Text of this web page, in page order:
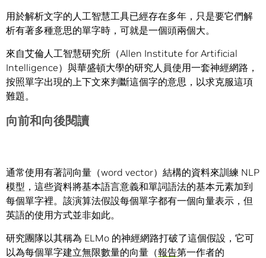
用於解析文字的人工智慧工具已經存在多年，只是要它們解
析有著多種意思的單字時，可就是一個頭兩個大。
來自艾倫人工智慧研究所（Allen Institute for Artificial
Intelligence）與華盛頓大學的研究人員使用一套神經網路，
按照單字出現的上下文來判斷這個字的意思，以求克服這項
難題。
向前和向後閱讀
通常使用有著詞向量（word vector）結構的資料來訓練 NLP
模型，這些資料將基本語言意義和單詞語法的基本元素加到
每個單字裡。該演算法假設每個單字都有一個向量表示，但
英語的使用方式並非如此。
研究團隊以其稱為 ELMo 的神經網路打破了這個假設，它可
以為每個單字建立無限數量的向量（報告第一作者的